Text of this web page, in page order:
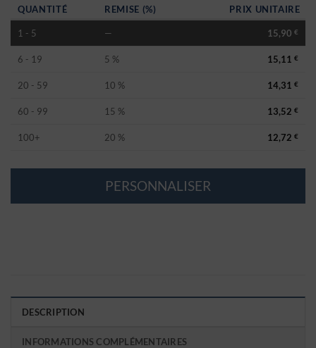
QUANTITÉ REMISE (%) PRIX UNITAIRE
1 - 5 — 15,90 €
6 - 19 5 % 15,11 €
20 - 59 10 % 14,31 €
60 - 99 15 % 13,52 €
100+ 20 % 12,72 €
PERSONNALISER
DESCRIPTION
INFORMATIONS COMPLÉMENTAIRES